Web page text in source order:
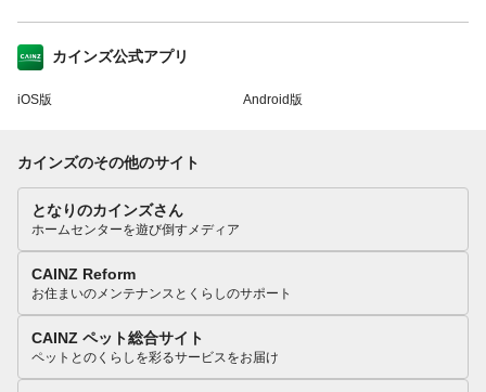
カインズ公式アプリ
iOS版 Android版
カインズのその他のサイト
となりのカインズさん
ホームセンターを遊び倒すメディア
CAINZ Reform
お住まいのメンテナンスとくらしのサポート
CAINZ ペット総合サイト
ペットとのくらしを彩るサービスをお届け